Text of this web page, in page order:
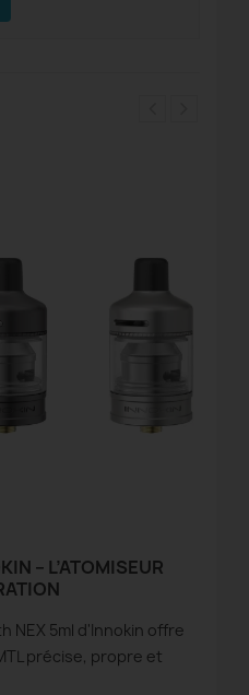
– L’ATOMISEUR
NEX 5ml d'Innokin offre
précise, propre et